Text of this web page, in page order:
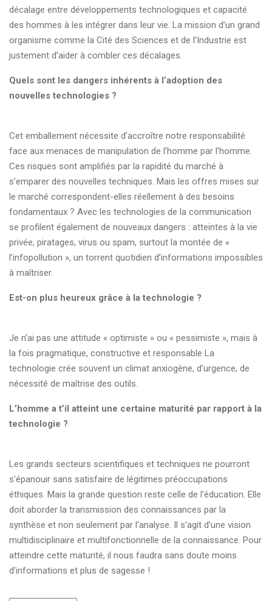
décalage entre développements technologiques et capacité
des hommes à les intégrer dans leur vie. La mission d’un grand
organisme comme la Cité des Sciences et de l’Industrie est
justement d’aider à combler ces décalages.
Quels sont les dangers inhérents à l’adoption des
nouvelles technologies ?
Cet emballement nécessite d’accroître notre responsabilité
face aux menaces de manipulation de l’homme par l’homme.
Ces risques sont amplifiés par la rapidité du marché à
s’emparer des nouvelles techniques. Mais les offres mises sur
le marché correspondent-elles réellement à des besoins
fondamentaux ? Avec les technologies de la communication
se profilent également de nouveaux dangers : atteintes à la vie
privée, piratages, virus ou spam, surtout la montée de «
l’infopollution », un torrent quotidien d’informations impossibles
à maîtriser.
Est-on plus heureux grâce à la technologie ?
Je n’ai pas une attitude « optimiste » ou « pessimiste », mais à
la fois pragmatique, constructive et responsable La
technologie crée souvent un climat anxiogène, d’urgence, de
nécessité de maîtrise des outils.
L’homme a t’il atteint une certaine maturité par rapport à la
technologie ?
Les grands secteurs scientifiques et techniques ne pourront
s'épanouir sans satisfaire de légitimes préoccupations
éthiques. Mais la grande question reste celle de l’éducation. Elle
doit aborder la transmission des connaissances par la
synthèse et non seulement par l’analyse. Il s’agit d’une vision
multidisciplinaire et multifonctionnelle de la connaissance. Pour
atteindre cette maturité, il nous faudra sans doute moins
d’informations et plus de sagesse !